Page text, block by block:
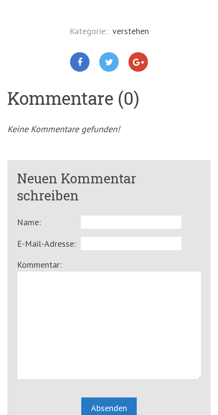
Kategorie: verstehen
Kommentare (0)
Keine Kommentare gefunden!
Neuen Kommentar
schreiben
Name:
E-Mail-Adresse:
Kommentar: